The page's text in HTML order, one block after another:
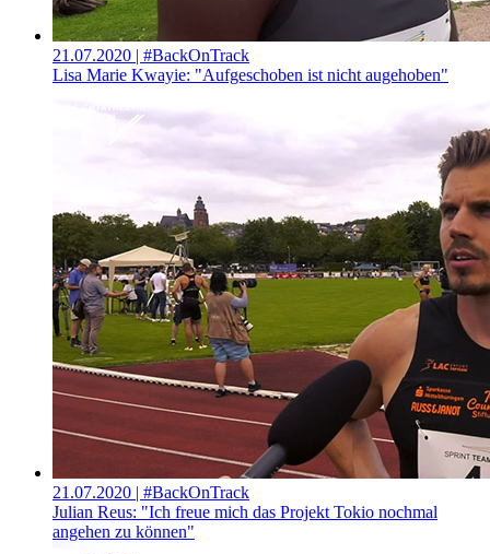
21.07.2020 | #BackOnTrack
Lisa Marie Kwayie: "Aufgeschoben ist nicht augehoben"
21.07.2020 | #BackOnTrack
Julian Reus: "Ich freue mich das Projekt Tokio nochmal
angehen zu können"